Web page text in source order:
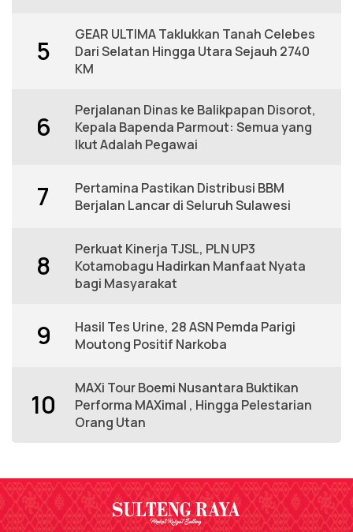
5
GEAR ULTIMA Taklukkan Tanah Celebes
Dari Selatan Hingga Utara Sejauh 2740
KM
6
Perjalanan Dinas ke Balikpapan Disorot,
Kepala Bapenda Parmout: Semua yang
Ikut Adalah Pegawai
7
Pertamina Pastikan Distribusi BBM
Berjalan Lancar di Seluruh Sulawesi
8
Perkuat Kinerja TJSL, PLN UP3
Kotamobagu Hadirkan Manfaat Nyata
bagi Masyarakat
9
Hasil Tes Urine, 28 ASN Pemda Parigi
Moutong Positif Narkoba
10
MAXi Tour Boemi Nusantara Buktikan
Performa MAXimal , Hingga Pelestarian
Orang Utan